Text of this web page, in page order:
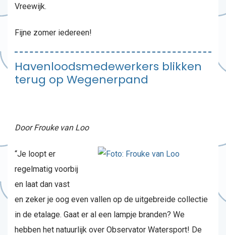
Vreewijk.
Fijne zomer iedereen!
Havenloodsmedewerkers blikken
terug op Wegenerpand
Door Frouke van Loo
“Je loopt er
regelmatig voorbij
en laat dan vast
en zeker je oog even vallen op de uitgebreide collectie
in de etalage. Gaat er al een lampje branden? We
hebben het natuurlijk over Observator Watersport! De